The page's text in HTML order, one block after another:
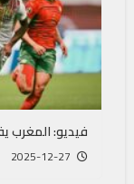
فيديو: المغرب